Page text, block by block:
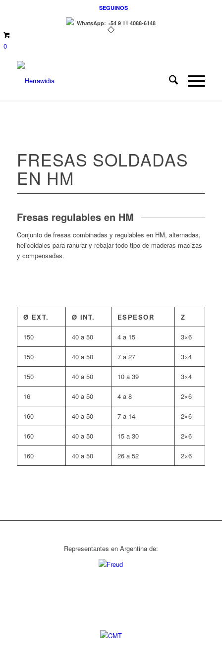
SEGUINOS
WhatsApp: +54 9 11 4088-6148
0
FRESAS SOLDADAS
EN HM
Fresas regulables en HM
Conjunto de fresas combinadas y regulables en HM, alternadas,
helicoidales para ranurar y rebajar todo tipo de maderas macizas
y compensadas.
Ø EXT. Ø INT. ESPESOR Z
150 40 a 50 4 a 15 3×6
150 40 a 50 7 a 27 3×4
150 40 a 50 10 a 39 3×4
16 40 a 50 4 a 8 2×6
160 40 a 50 7 a 14 2×6
160 40 a 50 15 a 30 2×6
160 40 a 50 26 a 52 2×6
Representantes en Argentina de: